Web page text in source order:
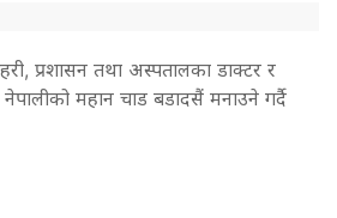
प्रशासन तथा अस्पतालका डाक्टर र
नेपालीको महान चाड बडादसैं मनाउने गर्दै